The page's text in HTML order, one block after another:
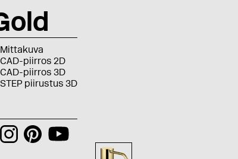
Mittakuva
CAD-piirros 2D
CAD-piirros 3D
STEP piirustus 3D